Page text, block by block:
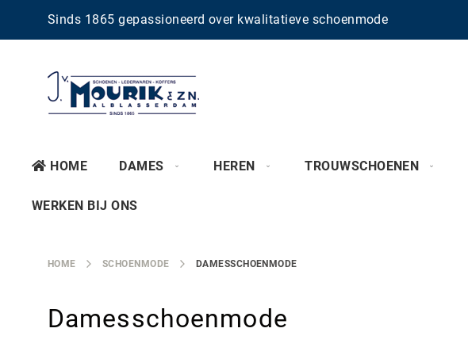
Sinds 1865 gepassioneerd over kwalitatieve schoenmode
HOME DAMES HEREN TROUWSCHOENEN
WERKEN BIJ ONS
HOME SCHOENMODE DAMESSCHOENMODE
Damesschoenmode